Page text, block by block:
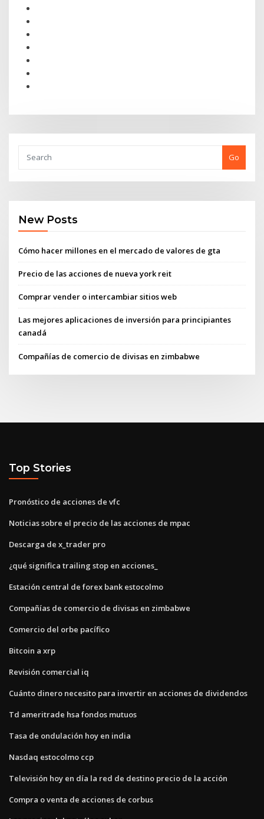
Go
New Posts
Cómo hacer millones en el mercado de valores de gta
Precio de las acciones de nueva york reit
Comprar vender o intercambiar sitios web
Las mejores aplicaciones de inversión para principiantes
canadá
Compañías de comercio de divisas en zimbabwe
Top Stories
Pronóstico de acciones de vfc
Noticias sobre el precio de las acciones de mpac
Descarga de x_trader pro
¿qué significa trailing stop en acciones_
Estación central de forex bank estocolmo
Compañías de comercio de divisas en zimbabwe
Comercio del orbe pacífico
Bitcoin a xrp
Revisión comercial iq
Cuánto dinero necesito para invertir en acciones de dividendos
Td ameritrade hsa fondos mutuos
Tasa de ondulación hoy en india
Nasdaq estocolmo ccp
Televisión hoy en día la red de destino precio de la acción
Compra o venta de acciones de corbus